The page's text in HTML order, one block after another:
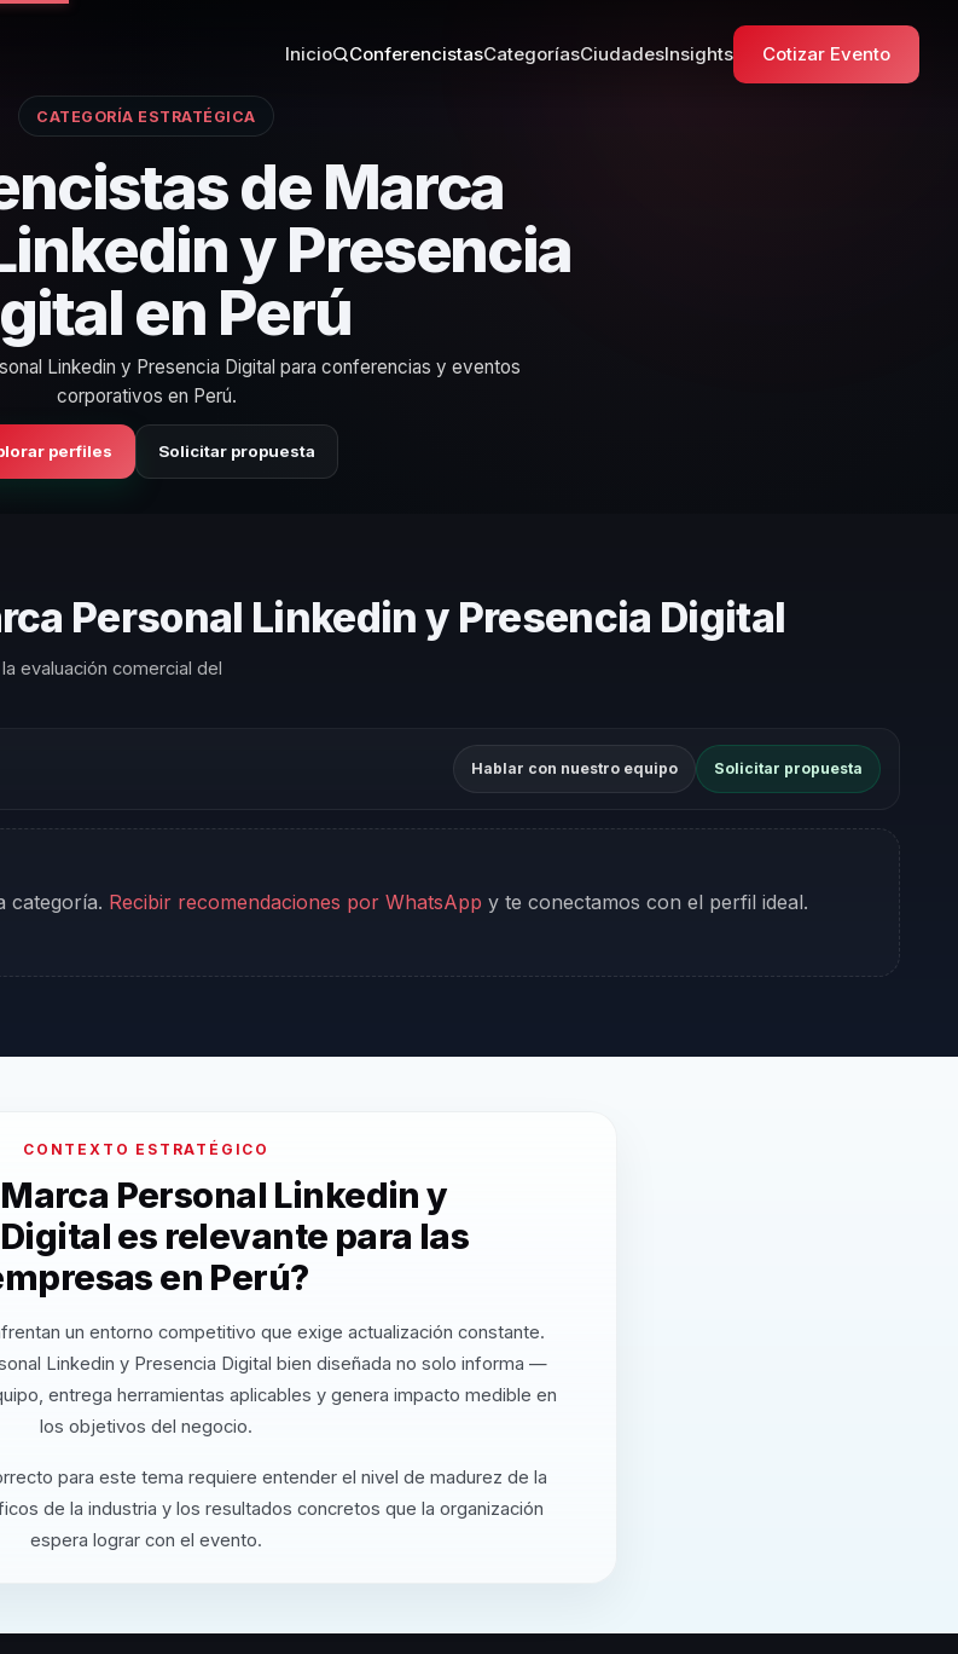
Inicio ConferencistasCategoríasCiudadesInsights Cotizar Evento
CATEGORÍA ESTRATÉGICA
de Marca
y Presencia
en Perú
Linkedin y Presencia Digital para conferencias y eventos
corporativos en Perú.
perfiles Solicitar propuesta
Personal Linkedin y Presencia Digital
evaluación comercial del
Hablar con nuestro equipo Solicitar propuesta
categoría. Recibir recomendaciones por WhatsApp y te conectamos con el perfil ideal.
CONTEXTO ESTRATÉGICO
Personal Linkedin y
es relevante para las
en Perú?
un entorno competitivo que exige actualización constante.
Linkedin y Presencia Digital bien diseñada no solo informa —
entrega herramientas aplicables y genera impacto medible en
los objetivos del negocio.
para este tema requiere entender el nivel de madurez de la
de la industria y los resultados concretos que la organización
espera lograr con el evento.